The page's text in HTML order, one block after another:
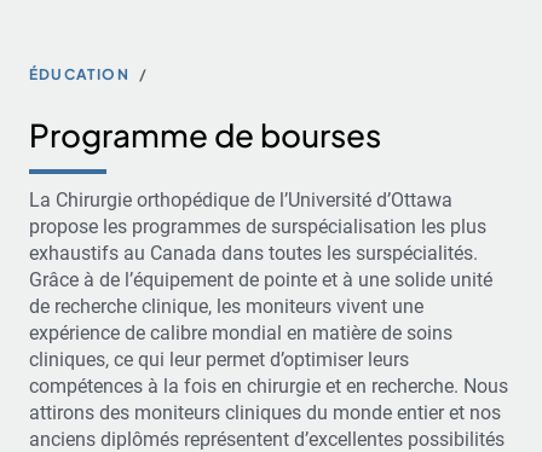
ÉDUCATION
Programme de bourses
La Chirurgie orthopédique de l’Université d’Ottawa
propose les programmes de surspécialisation les plus
exhaustifs au Canada dans toutes les surspécialités.
Grâce à de l’équipement de pointe et à une solide unité
de recherche clinique, les moniteurs vivent une
expérience de calibre mondial en matière de soins
cliniques, ce qui leur permet d’optimiser leurs
compétences à la fois en chirurgie et en recherche. Nous
attirons des moniteurs cliniques du monde entier et nos
anciens diplômés représentent d’excellentes possibilités